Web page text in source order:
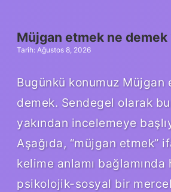
Müjgan etmek ne demek
Tarih: Ağustos 8, 2026
Bugünkü konumuz Müjgan
demek. Sendegel olarak bu
yakından incelemeye
Aşağıda, “müjgan etmek”
kelime anlamı bağlamında
psikolojik-sosyal bir